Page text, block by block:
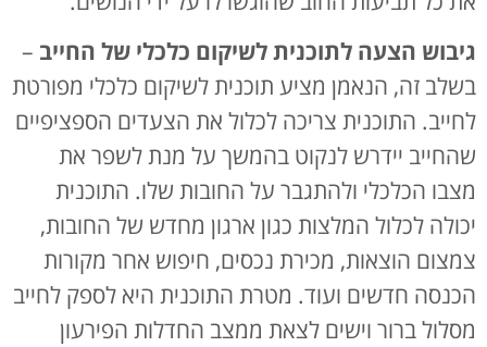
גיבוש הצעה לתוכנית לשיקום כלכלי של החייב –
בשלב זה, הנאמן מציע תוכנית לשיקום כלכלי מפורטת
לחייב. התוכנית צריכה לכלול את הצעדים הספציפיים
שהחייב יידרש לנקוט בהמשך על מנת לשפר את
מצבו הכלכלי ולהתגבר על החובות שלו. התוכנית
יכולה לכלול המלצות כגון ארגון מחדש של החובות,
צמצום הוצאות, מכירת נכסים, חיפוש אחר מקורות
הכנסה חדשים ועוד. מטרת התוכנית היא לספק לחייב
מסלול ברור וישים לצאת ממצב החדלות הפירעון